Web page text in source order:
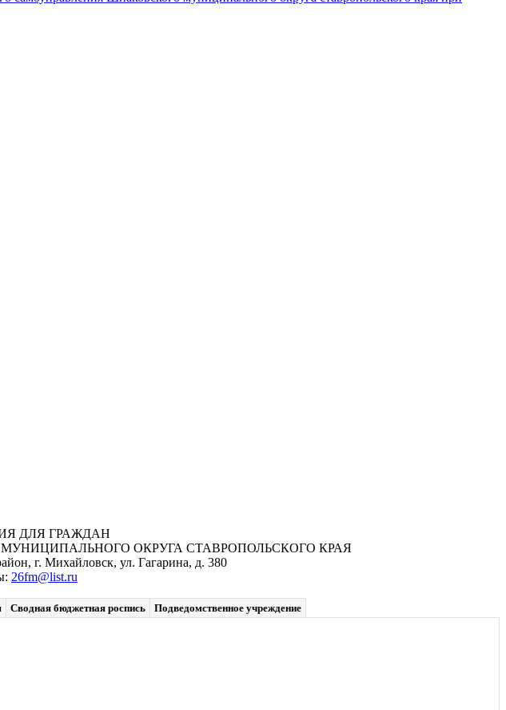
ДЛЯ ГРАЖДАН
ОКРУГА СТАВРОПОЛЬСКОГО КРАЯ
г. Михайловск, ул. Гагарина, д. 380
26fm@list.ru
Сводная бюджетная роспись Подведомственное учреждение